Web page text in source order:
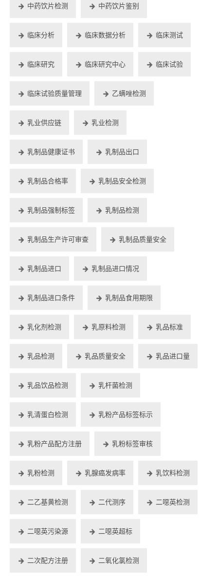
中药饮片检测 中药饮片鉴别
临床分析 临床数据分析 临床测试
临床研究 临床研究中心 临床试验
临床试验质量管理 乙螨唑检测
乳业供应链 乳业检测
乳制品健康证书 乳制品出口
乳制品合格率 乳制品安全检测
乳制品强制标签 乳制品检测
乳制品生产许可审查 乳制品质量安全
乳制品进口 乳制品进口情况
乳制品进口条件 乳制品食用期限
乳化剂检测 乳原料检测 乳品标准
乳品检测 乳品质量安全 乳品进口量
乳品饮品检测 乳杆菌检测
乳清蛋白检测 乳粉产品标签标示
乳粉产品配方注册 乳粉标签审核
乳粉检测 乳腺癌发病率 乳饮料检测
二乙基黄检测 二代测序 二噁英检测
二噁英污染源 二噁英超标
二次配方注册 二氧化氯检测